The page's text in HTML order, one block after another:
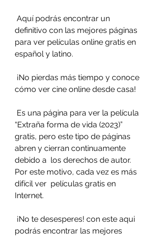
definitivo con las mejores páginas
para ver películas online gratis en
español y latino.
cómo ver cine online desde casa!
“Extraña forma de vida (2023)”
gratis, pero este tipo de páginas
abren y cierran continuamente
debido a  los derechos de autor.
Por este motivo, cada vez es más
difícil ver  películas gratis en
Internet.
podrás encontrar las mejores